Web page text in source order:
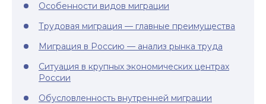
Особенности видов миграции
Трудовая миграция — главные преимущества
Миграция в Россию — анализ рынка труда
Ситуация в крупных экономических центрах
России
Обусловленность внутренней миграции